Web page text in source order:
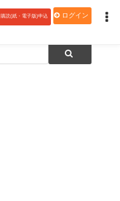
購読(紙・電子版)申込 ログイン